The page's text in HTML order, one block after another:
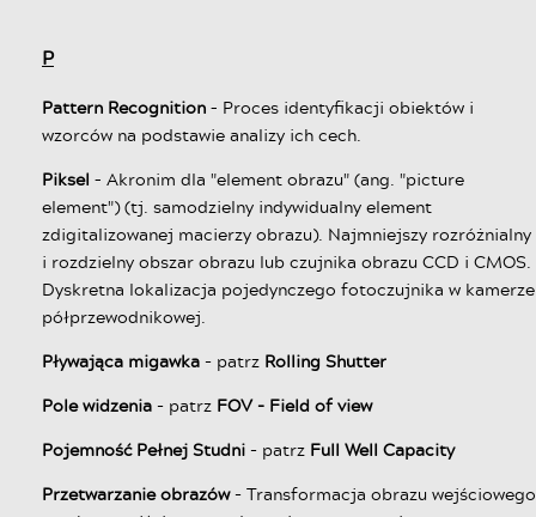
P
Pattern Recognition– Proces identyfikacji obiektów i
wzorców na podstawie analizy ich cech.
Piksel – Akronim dla "element obrazu" (ang. "picture
element") (tj. samodzielny indywidualny element
zdigitalizowanej macierzy obrazu). Najmniejszy rozróżnialny
i rozdzielny obszar obrazu lub czujnika obrazu CCD i CMOS.
Dyskretna lokalizacja pojedynczego fotoczujnika w kamerze
półprzewodnikowej.
Pływająca migawka- patrz Rolling Shutter
Pole widzenia- patrz FOV - Field of view
Pojemność Pełnej Studni- patrz Full Well Capacity
Przetwarzanie obrazów- Transformacja obrazu wejściowego